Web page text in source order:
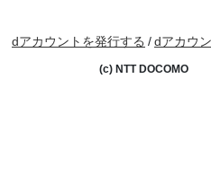
dアカウントを発行する /dアカウ
(c) NTT DOCOMO